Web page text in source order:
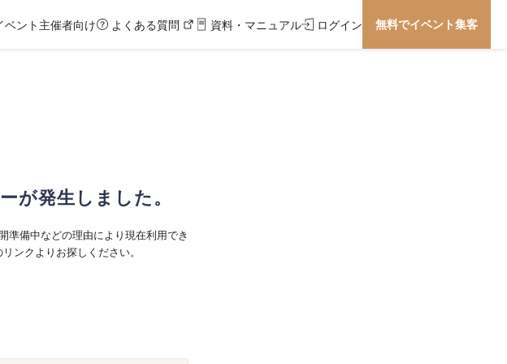
ベント主催者向け よくある質問 資料・マニュアル ログイン 無料でイベント集客
が発生しました。
準備中などの理由により現在利用でき
ンクよりお探しください。